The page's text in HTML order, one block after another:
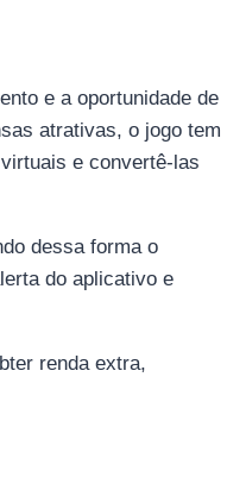
e a oportunidade de
atrativas, o jogo tem
e convertê-las
dessa forma o
do aplicativo e
renda extra,